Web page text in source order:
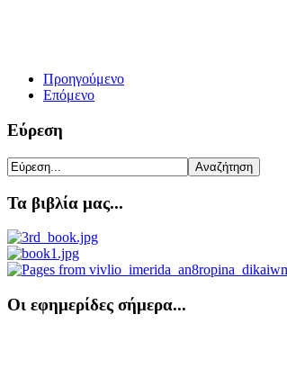
Προηγούμενο
Επόμενο
Εύρεση
Τα βιβλία μας...
Οι εφημερίδες σήμερα...